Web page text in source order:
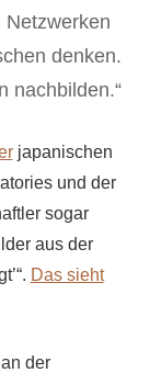
Netzwerken
denken.
nachbilden.“
japanischen
und der
sogar
aus der
Das sieht
der